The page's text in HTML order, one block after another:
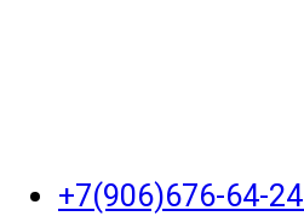
+7(906)676-64-24